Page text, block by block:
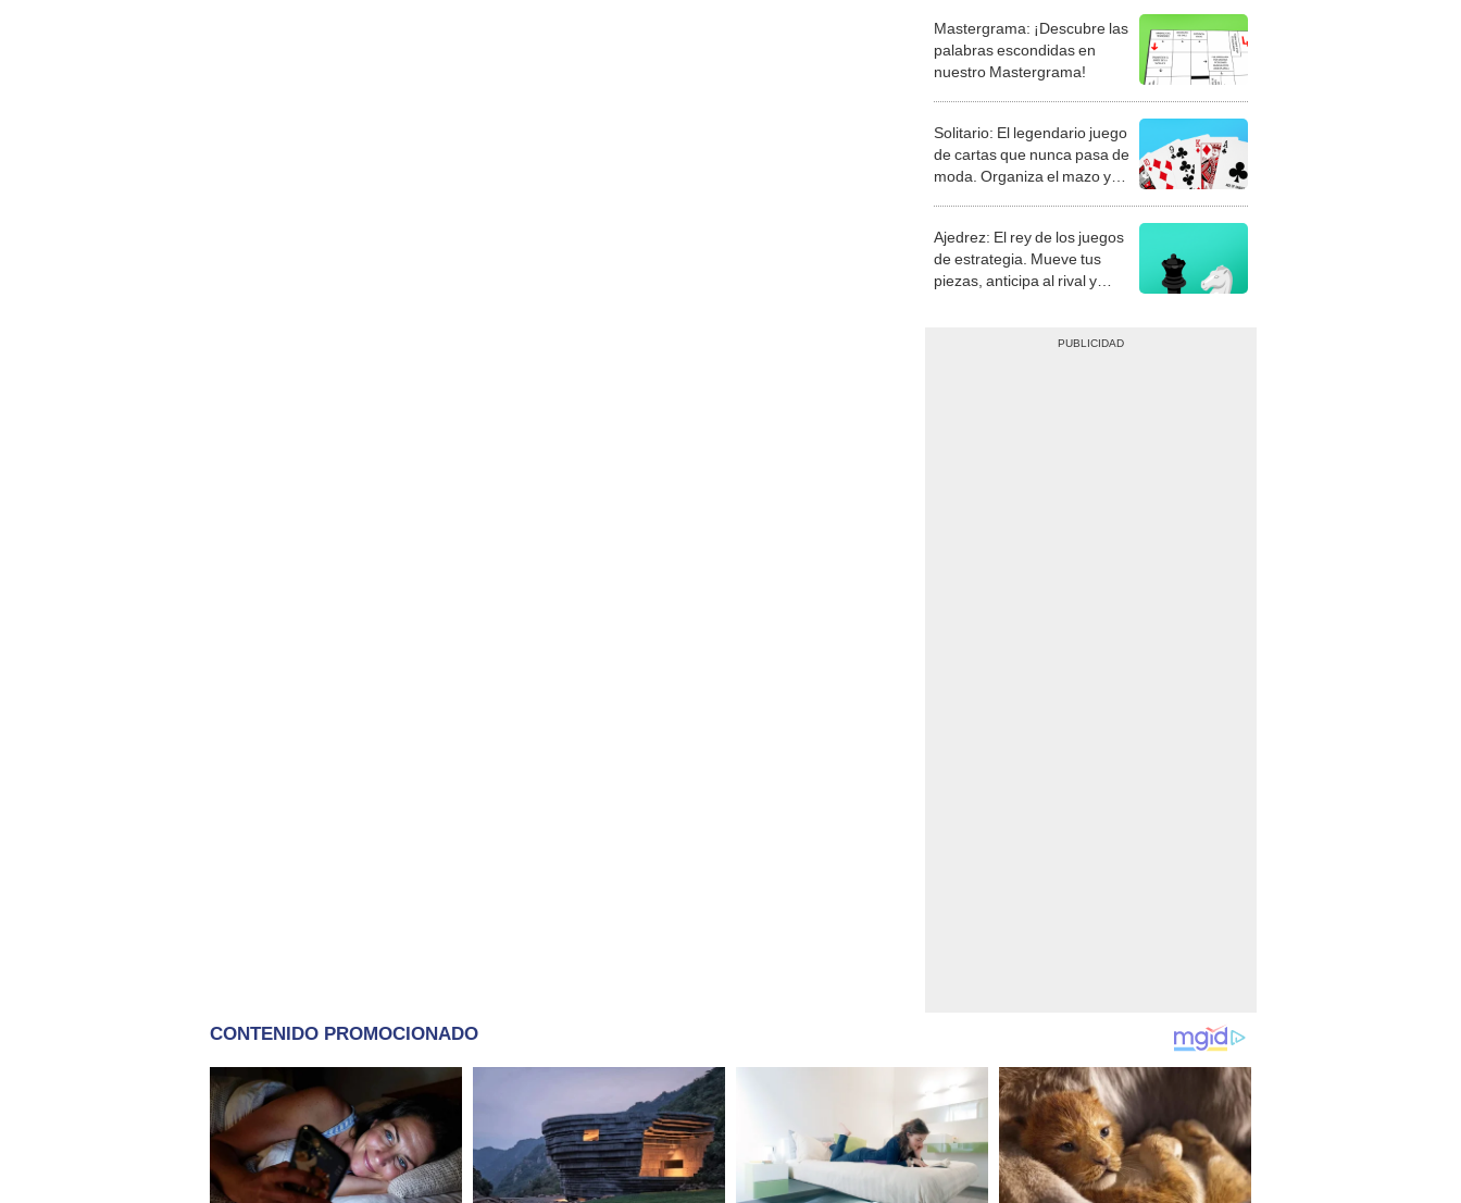
Mastergrama: ¡Descubre las
palabras escondidas en
nuestro Mastergrama!
Solitario: El legendario juego
de cartas que nunca pasa de
moda. Organiza el mazo y
Ajedrez: El rey de los juegos
de estrategia. Mueve tus
piezas, anticipa al rival y